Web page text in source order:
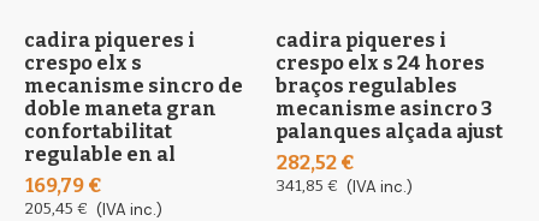
cadira piqueres i
crespo elx s
mecanisme sincro de
doble maneta gran
confortabilitat
regulable en al
169,79 €
205,45 € (IVA inc.)
cadira piqueres i
crespo elx s 24 hores
braços regulables
mecanisme asincro 3
palanques alçada ajust
282,52 €
341,85 € (IVA inc.)